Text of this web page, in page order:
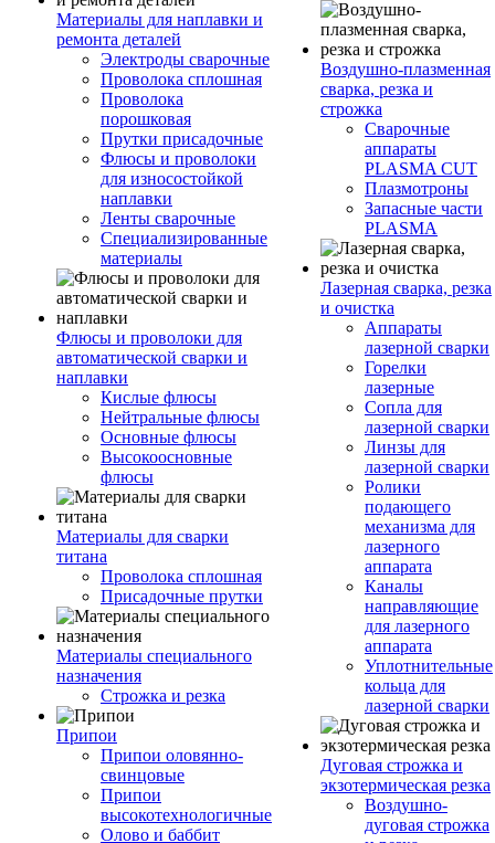
Материалы для наплавки и
ремонта деталей
Электроды сварочные
Проволока сплошная
Проволока
порошковая
Прутки присадочные
Флюсы и проволоки
для износостойкой
наплавки
Ленты сварочные
Специализированные
материалы
Флюсы и проволоки для
автоматической сварки и
наплавки
Кислые флюсы
Нейтральные флюсы
Основные флюсы
Высокоосновные
флюсы
Материалы для сварки
титана
Проволока сплошная
Присадочные прутки
Материалы специального
назначения
Строжка и резка
Припои
Припои оловянно-
свинцовые
Припои
высокотехнологичные
Олово и баббит
Воздушно-плазменная
сварка, резка и
строжка
Сварочные
аппараты
PLASMA CUT
Плазмотроны
Запасные части
PLASMA
Лазерная сварка, резка
и очистка
Аппараты
лазерной сварки
Горелки
лазерные
Сопла для
лазерной сварки
Линзы для
лазерной сварки
Ролики
подающего
механизма для
лазерного
аппарата
Каналы
направляющие
для лазерного
аппарата
Уплотнительные
кольца для
лазерной сварки
Дуговая строжка и
экзотермическая резка
Воздушно-
дуговая строжка